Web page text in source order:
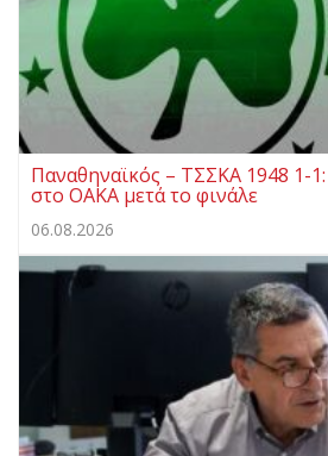
Παναθηναϊκός – ΤΣΣΚΑ 1948 1-
στο ΟΑΚΑ μετά το φινάλε
06.08.2026